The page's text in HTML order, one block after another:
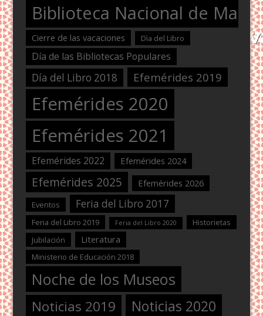
Biblioteca Nacional de
Cierre de las vacaciones Dìa del Libro
Día de las Bibliotecas Populares
Día del Libro 2018 Efemérides 2019
Efemérides 2020
Efemérides 2021
Efemérides 2022 Efemérides 2024
Efemérides 2025 Efemérides 2026
Eventos Feria del Libro 2017
Feria del Libro 2019 Feria del Libro 2020
Historietas
Jubilación
Literatura
Ministerio de Educación 2018
Noche de los Museos
Noticias 2019 Noticias 2020